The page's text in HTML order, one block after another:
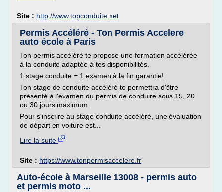
Site : http://www.topconduite.net
Permis Accéléré - Ton Permis Accelere
auto école à Paris
Ton permis accéléré te propose une formation accélérée
à la conduite adaptée à tes disponibilités.
1 stage conduite = 1 examen à la fin garantie!
Ton stage de conduite accéléré te permettra d'être
présenté à l'examen du permis de conduire sous 15, 20
ou 30 jours maximum.
Pour s'inscrire au stage conduite accéléré, une évaluation
de départ en voiture est...
Lire la suite
Site : https://www.tonpermisaccelere.fr
Auto-école à Marseille 13008 - permis auto
et permis moto ...